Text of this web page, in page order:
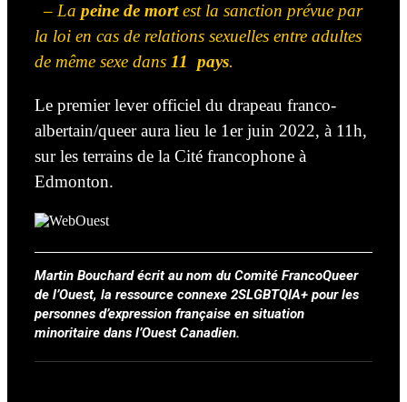
– La peine de mortest la sanction prévue par
la loi en cas de relations sexuelles entre adultes
de même sexe dans 11 pays.
Le premier lever officiel du drapeau franco-
albertain/queer aura lieu le 1er juin 2022, à 11h,
sur les terrains de la Cité francophone à
Edmonton.
Martin Bouchard écrit au nom du Comité FrancoQueer
de l’Ouest, la ressource connexe 2SLGBTQIA+ pour les
personnes d’expression française en situation
minoritaire dans l’Ouest Canadien.